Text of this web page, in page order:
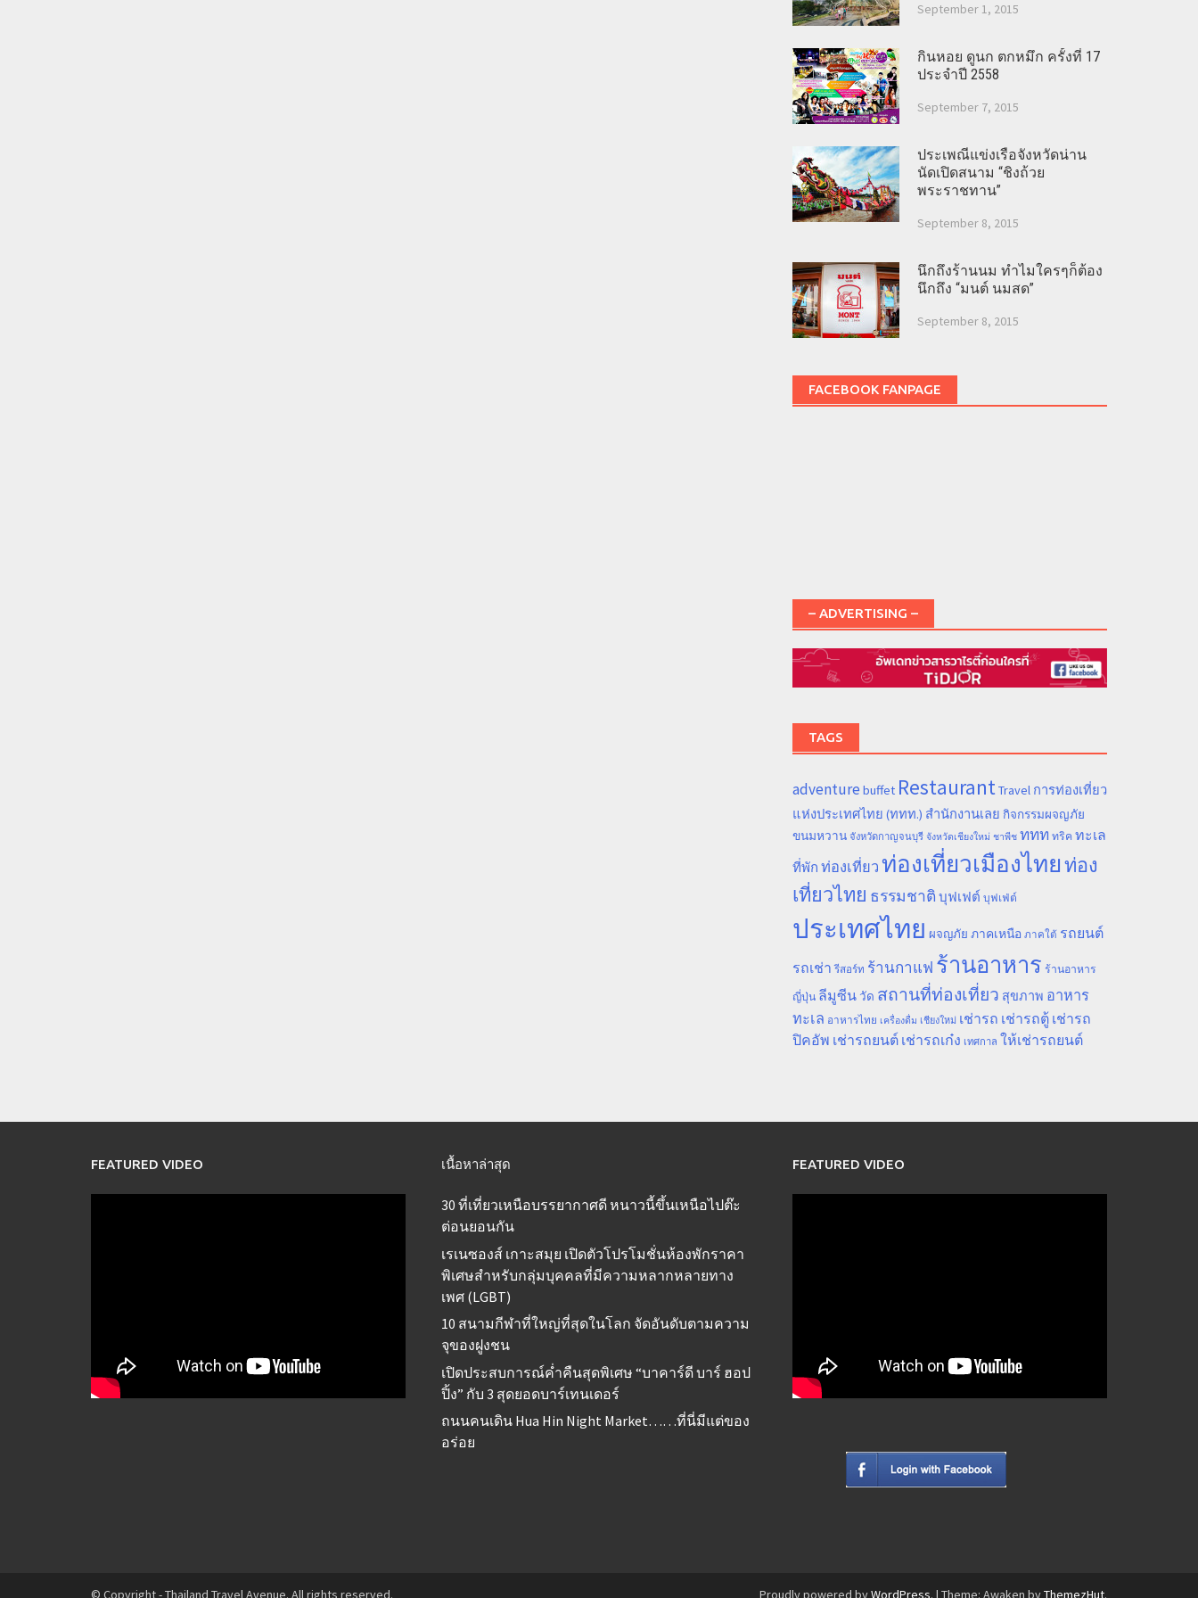
September 1, 2015
กินหอย ดูนก ตกหมึก ครั้งที่ 17
ประจำปี 2558
September 7, 2015
ประเพณีแข่งเรือจังหวัดน่าน
นัดเปิดสนาม “ชิงถ้วย
พระราชทาน”
September 8, 2015
นึกถึงร้านนม ทำไมใครๆก็ต้อง
นึกถึง “มนต์ นมสด”
September 8, 2015
FACEBOOK FANPAGE
– ADVERTISING –
TAGS
adventure buffet RestaurantTravel การท่องเที่ยว
แห่งประเทศไทย (ททท.) สำนักงานเลย กิจกรรมผจญภัย
ขนมหวาน จังหวัดกาญจนบุรี จังหวัดเชียงใหม่ ชาพีช ททท ทริค ทะเล
ที่พัก ท่องเที่ยวท่องเที่ยวเมืองไทยท่อง
เที่ยวไทย ธรรมชาติ บุฟเฟต์ บุฟเฟ่ต์
ประเทศไทย ผจญภัย ภาคเหนือ ภาคใต้ รถยนต์
รถเช่า รีสอร์ท ร้านกาแฟ ร้านอาหาร ร้านอาหาร
ญี่ปุ่น ลีมูซีน วัด สถานที่ท่องเที่ยว สุขภาพ อาหาร
ทะเล อาหารไทย เครื่องดื่ม เชียงใหม่ เช่ารถ เช่ารถตู้ เช่ารถ
ปิคอัพ เช่ารถยนต์ เช่ารถเก๋ง เทศกาล ให้เช่ารถยนต์
FEATURED VIDEO เนื้อหาล่าสุด
30 ที่เที่ยวเหนือบรรยากาศดี หนาวนี้ขึ้นเหนือไปต๊ะ
ต่อนยอนกัน
เรเนซองส์ เกาะสมุย เปิดตัวโปรโมชั่นห้องพักราคา
พิเศษสำหรับกลุ่มบุคคลที่มีความหลากหลายทาง
เพศ (LGBT)
10 สนามกีฬาที่ใหญ่ที่สุดในโลก จัดอันดับตามความ
จุของฝูงชน
เปิดประสบการณ์ค่ำคืนสุดพิเศษ “บาคาร์ดี บาร์ ฮอป
ปิ้ง” กับ 3 สุดยอดบาร์เทนเดอร์
ถนนคนเดิน Hua Hin Night Market……ที่นี่มีแต่ของ
อร่อย
FEATURED VIDEO
© Copyright - Thailand Travel Avenue. All rights reserved. Proudly powered byWordPress. | Theme: Awaken byThemezHut.